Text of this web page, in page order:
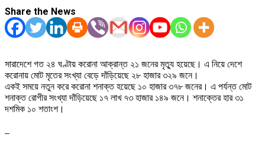
Share the News
সারাদেশে গত ২৪ ঘণ্টায় করোনা আক্রান্ত ২১ জনের মৃত্যু হয়েছে। এ নিয়ে দেশে
করোনায় মোট মৃতের সংখ্যা বেড়ে দাঁড়িয়েছে ২৮ হাজার ৩২৯ জনে।
একই সময়ে নতুন করে করোনা শনাক্ত হয়েছে ১০ হাজার ৩৭৮ জনের। এ পর্যন্ত মোট
শনাক্ত রোগীর সংখ্যা দাঁড়িয়েছে ১৭ লাখ ৭৩ হাজার ১৪৯ জনে। শনাক্তের হার ৩১
দশমিক ১০ শতাংশ।